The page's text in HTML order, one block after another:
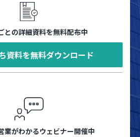
との詳細資料を無料配布中
資料を無料ダウンロード
業がわかるウェビナー開催中